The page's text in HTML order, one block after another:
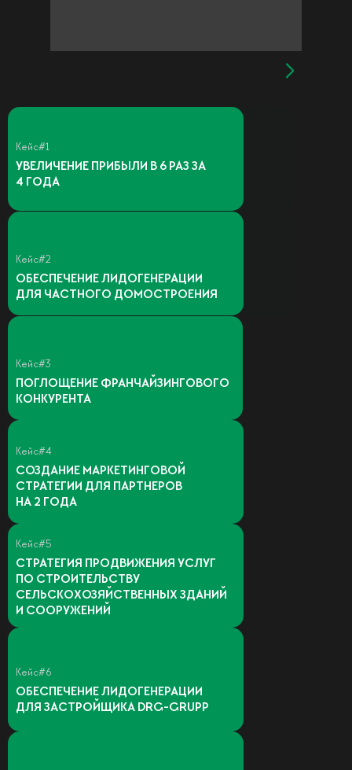
УВЕЛИЧЕНИЕ ПРИБЫЛИ В 6 РАЗ ЗА
4 ГОДА
Кейс#1
Кейс#2
ОБЕСПЕЧЕНИЕ ЛИДОГЕНЕРАЦИИ
ДЛЯ ЧАСТНОГО ДОМОСТРОЕНИЯ
ПОГЛОЩЕНИЕ ФРАНЧАЙЗИНГОВОГО
КОНКУРЕНТА
Кейс#3
Кейс#4
СОЗДАНИЕ МАРКЕТИНГОВОЙ
СТРАТЕГИИ ДЛЯ ПАРТНЕРОВ
НА 2 ГОДА
Кейс#5
СТРАТЕГИЯ ПРОДВИЖЕНИЯ УСЛУГ
ПО СТРОИТЕЛЬСТВУ
СЕЛЬСКОХОЗЯЙСТВЕННЫХ ЗДАНИЙ
И СООРУЖЕНИЙ
Кейс#6
ОБЕСПЕЧЕНИЕ ЛИДОГЕНЕРАЦИИ
ДЛЯ ЗАСТРОЙЩИКА DRG-GRUPР